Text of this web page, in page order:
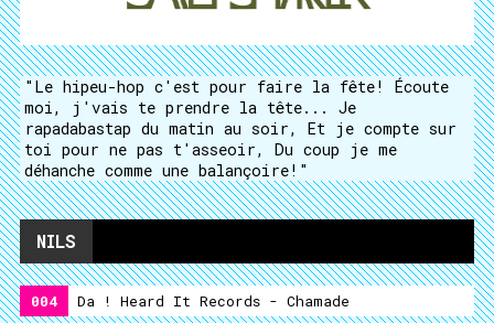
"Le hipeu-hop c'est pour faire la fête! Écoute
moi, j'vais te prendre la tête... Je
rapadabastap du matin au soir, Et je compte sur
toi pour ne pas t'asseoir, Du coup je me
déhanche comme une balançoire!"
NILS
004 Da ! Heard It Records - Chamade